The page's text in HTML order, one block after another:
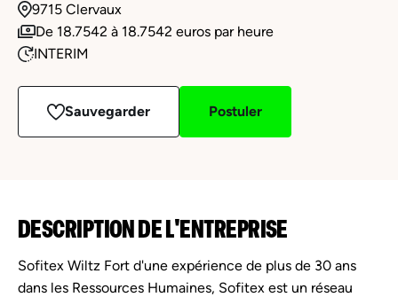
9715 Clervaux
De 18.7542 à 18.7542 euros par heure
INTERIM
Sauvegarder Postuler
DESCRIPTION DE L'ENTREPRISE
Sofitex Wiltz Fort d'une expérience de plus de 30 ans
dans les Ressources Humaines, Sofitex est un réseau